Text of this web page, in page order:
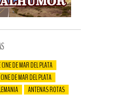
DE MAR DEL PLATA
DE MAR DEL PLATA
ANTENAS ROTAS